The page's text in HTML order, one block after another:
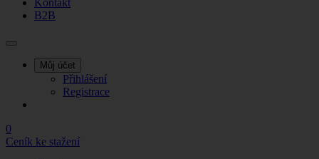
Kontakt
B2B
Můj účet
Přihlášení
Registrace
0
Ceník ke stažení